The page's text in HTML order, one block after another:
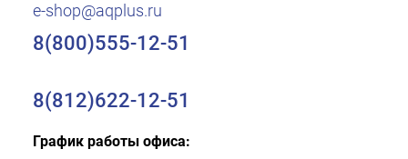
e-shop@aqplus.ru
8(800)555-12-51
8(812)622-12-51
График работы офиса: